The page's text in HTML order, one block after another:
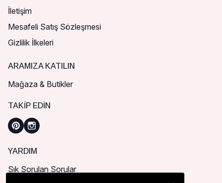
İletişim
Mesafeli Satış Sözleşmesi
Gizlilik İlkeleri
ARAMIZA KATILIN
Mağaza & Butikler
TAKIP EDIN
YARDIM
Sık Sorulan Sorular